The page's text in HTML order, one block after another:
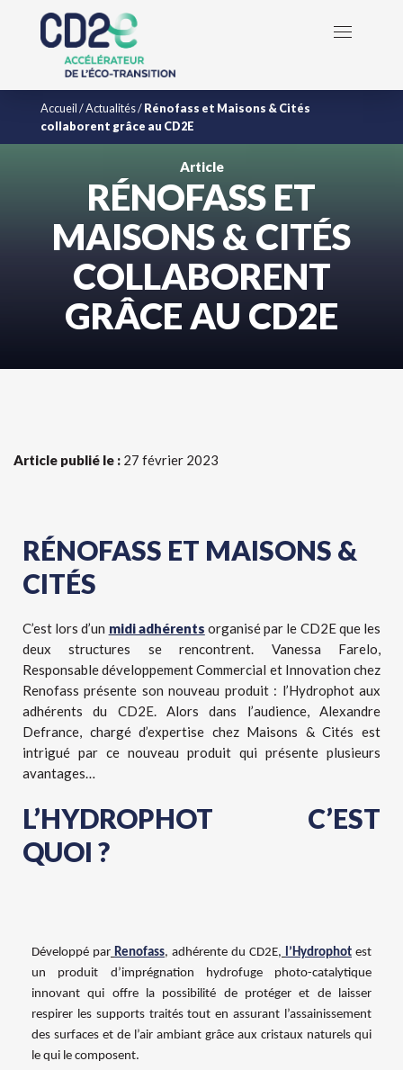
Accueil/Actualités/Rénofass et Maisons & Cités
collaborent grâce au CD2E
Article
RÉNOFASS ET
MAISONS & CITÉS
COLLABORENT
GRÂCE AU CD2E
Article publié le : 27 février 2023
RÉNOFASS ET MAISONS &
CITÉS
C’est lors d’un midi adhérents organisé par le CD2E que les
deux structures se rencontrent. Vanessa Farelo,
Responsable développement Commercial et Innovation chez
Renofass présente son nouveau produit : l’Hydrophot aux
adhérents du CD2E. Alors dans l’audience, Alexandre
Defrance, chargé d’expertise chez Maisons & Cités est
intrigué par ce nouveau produit qui présente plusieurs
avantages…
L’HYDROPHOT C’EST
QUOI ?
Développé par Renofass, adhérente du CD2E, l’Hydrophot est
un produit d’imprégnation hydrofuge photo-catalytique
innovant qui offre la possibilité de protéger et de laisser
respirer les supports traités tout en assurant l’assainissement
des surfaces et de l’air ambiant grâce aux cristaux naturels qui
le qui le composent.